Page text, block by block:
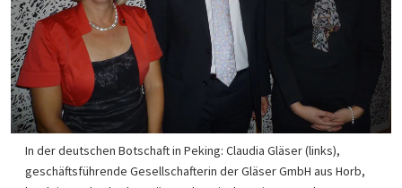
In der deutschen Botschaft in Peking: Claudia Gläser (links),
geschäftsführende Gesellschafterin der Gläser GmbH aus Horb,